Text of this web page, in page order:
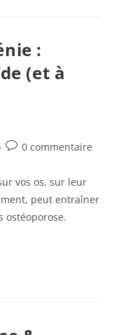
:
(et à
Commentaires
publication :
0 commentaire
vos os, sur leur
peut entraîner
ostéoporose.